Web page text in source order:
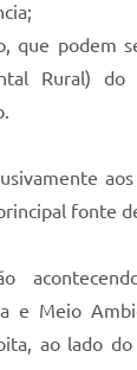
que podem
Rural)
fonte
e Meio
ao lado